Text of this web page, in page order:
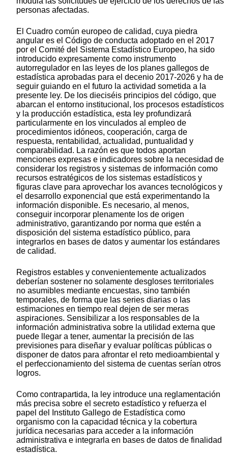
personas afectadas.
El Cuadro común europeo de calidad, cuya piedra
angular es el Código de conducta adoptado en el 2017
por el Comité del Sistema Estadístico Europeo, ha sido
introducido expresamente como instrumento
autorregulador en las leyes de los planes gallegos de
estadística aprobadas para el decenio 2017-2026 y ha de
seguir guiando en el futuro la actividad sometida a la
presente ley. De los dieciséis principios del código, que
abarcan el entorno institucional, los procesos estadísticos
y la producción estadística, esta ley profundizará
particularmente en los vinculados al empleo de
procedimientos idóneos, cooperación, carga de
respuesta, rentabilidad, actualidad, puntualidad y
comparabilidad. La razón es que todos aportan
menciones expresas e indicadores sobre la necesidad de
considerar los registros y sistemas de información como
recursos estratégicos de los sistemas estadísticos y
figuras clave para aprovechar los avances tecnológicos y
el desarrollo exponencial que está experimentando la
información disponible. Es necesario, al menos,
conseguir incorporar plenamente los de origen
administrativo, garantizando por norma que estén a
disposición del sistema estadístico público, para
integrarlos en bases de datos y aumentar los estándares
de calidad.
Registros estables y convenientemente actualizados
deberían sostener no solamente desgloses territoriales
no asumibles mediante encuestas, sino también
temporales, de forma que las series diarias o las
estimaciones en tiempo real dejen de ser meras
aspiraciones. Sensibilizar a los responsables de la
información administrativa sobre la utilidad externa que
puede llegar a tener, aumentar la precisión de las
previsiones para diseñar y evaluar políticas públicas o
disponer de datos para afrontar el reto medioambiental y
el perfeccionamiento del sistema de cuentas serían otros
logros.
Como contrapartida, la ley introduce una reglamentación
más precisa sobre el secreto estadístico y refuerza el
papel del Instituto Gallego de Estadística como
organismo con la capacidad técnica y la cobertura
jurídica necesarias para acceder a la información
administrativa e integrarla en bases de datos de finalidad
estadística.